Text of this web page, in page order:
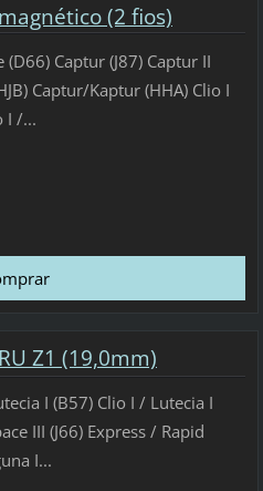
(2 fios)
(D66) Captur (J87) Captur II
Captur/Kaptur (HHA) Clio I
I /...
Z1 (19,0mm)
I (B57) Clio I / Lutecia I
III (J66) Express / Rapid
I...